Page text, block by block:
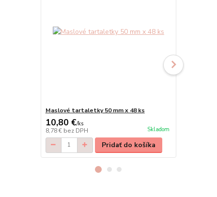
Maslové tartaletky 50 mm x 48 ks
10,80 €/ks
8,78 € bez DPH Skladom
Pridať do košíka